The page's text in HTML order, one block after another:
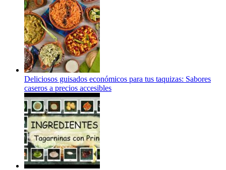
Deliciosos guisados económicos para tus taquizas: Sabores
caseros a precios accesibles